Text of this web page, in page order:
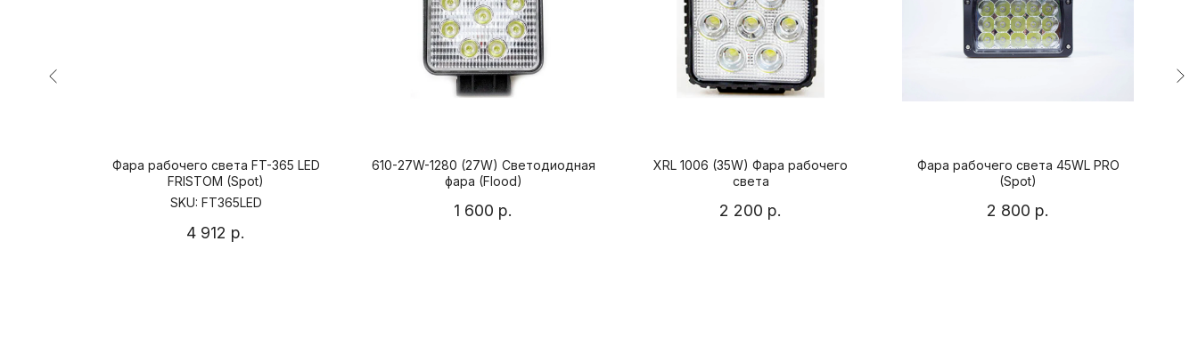
Фара рабочего света FT-365 LED
FRISTOM (Spot)
SKU: FT365LED
4 912 р.
610-27W-1280 (27W) Светодиодная
фара (Flood)
1 600 р.
XRL 1006 (35W) Фара рабочего
света
2 200 р.
Фара рабочего света 45WL PRO
(Spot)
2 800 р.